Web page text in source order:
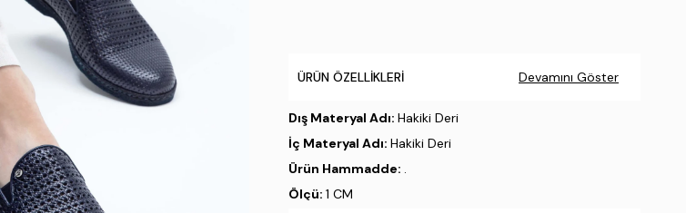
ÜRÜN ÖZELLIKLERI Devamını Göster
Dış Materyal Adı: Hakiki Deri
İç Materyal Adı: Hakiki Deri
Ürün Hammadde: .
Ölçü: 1 CM